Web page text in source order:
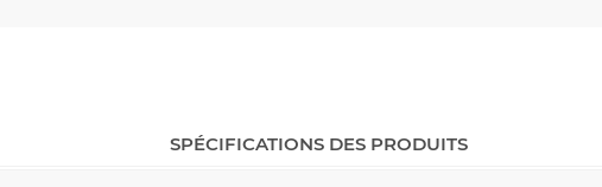
SPÉCIFICATIONS DES PRODUITS